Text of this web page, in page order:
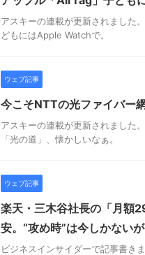
アスキーの連載が更新されました
どもにはApple Watchで。
ウェブ記事
今こそNTTの光ファイバー
アスキーの連載が更新されました
「光の道」、懐かしいなぁ。
ウェブ記事
楽天・三木谷社長の「月額
安。“攻め時”は今しかない
ビジネスインサイダーで記事書き